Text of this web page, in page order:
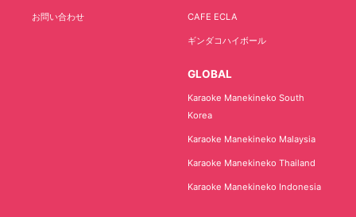
お問い合わせ CAFE ECLA
ギンダコハイボール
GLOBAL
Karaoke Manekineko South
Korea
Karaoke Manekineko Malaysia
Karaoke Manekineko Thailand
Karaoke Manekineko Indonesia